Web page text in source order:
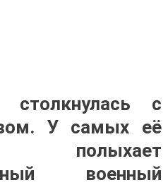
с
У самых её
военный